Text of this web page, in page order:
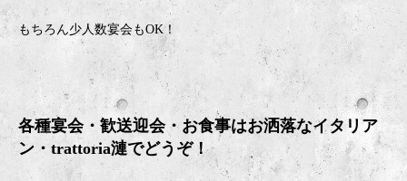
もちろん少人数宴会もOK ！
各種宴会・歓送迎会・お食事はお洒落なイタリア
ン・ trattoria漣でどうぞ！